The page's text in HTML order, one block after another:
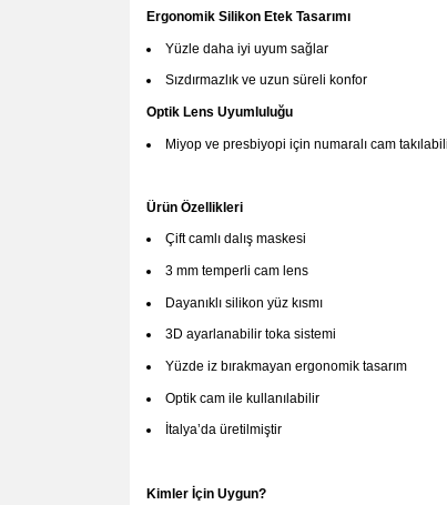
Ergonomik Silikon Etek Tasarımı
Yüzle daha iyi uyum sağlar
Sızdırmazlık ve uzun süreli konfor
Optik Lens Uyumluluğu
Miyop ve presbiyopi için numaralı cam
Ürün Özellikleri
Çift camlı dalış maskesi
3 mm temperli cam lens
Dayanıklı silikon yüz kısmı
3D ayarlanabilir toka sistemi
Yüzde iz bırakmayan ergonomik tasarım
Optik cam ile kullanılabilir
İtalya’da üretilmiştir
Kimler İçin Uygun?